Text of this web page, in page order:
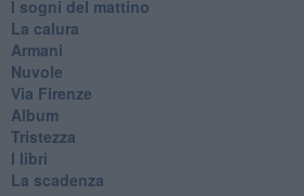
I sogni del mattino
La calura
Armani
Nuvole
Via Firenze
Album
Tristezza
I libri
La scadenza